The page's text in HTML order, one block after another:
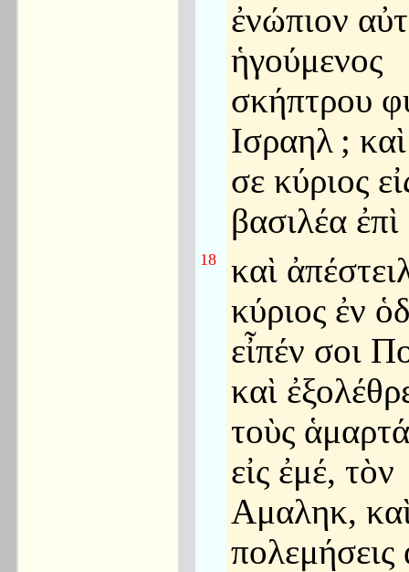
ἐνώπιον
ἡγούμενος
σκήπτρου
Ισραηλ ;
σε κύριος
βασιλέα
18
καὶ
κύριος ἐν
εἶπέν σοι
καὶ
τοὺς
εἰς ἐμέ, τὸν
Αμαληκ,
πολεμήσεις